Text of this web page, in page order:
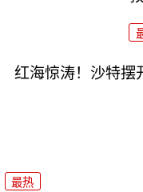
红海惊涛！沙特摆
最热